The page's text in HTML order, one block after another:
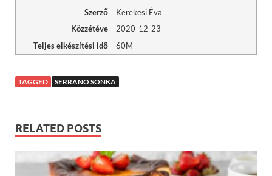
Szerző
Kerekesi Éva
Közzétéve
2020-12-23
Teljes elkészítési idő
60M
TAGGED SERRANO SONKA
RELATED POSTS